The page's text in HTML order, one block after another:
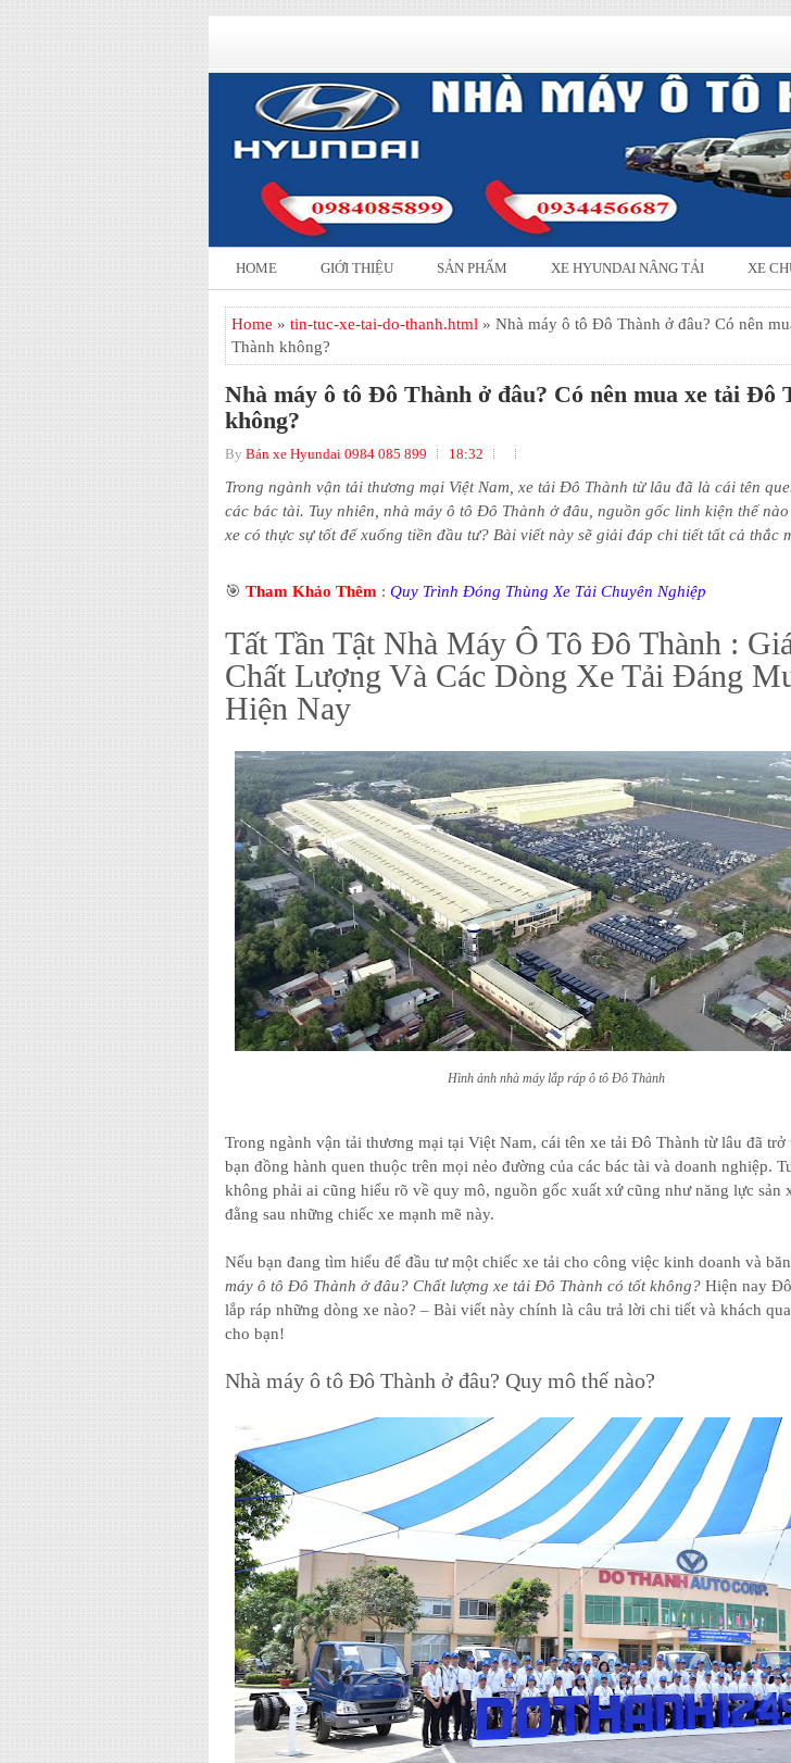
HOME GIỚI THIỆU SẢN PHẨM XE HYUNDAI NÂNG TẢI XE
Home » tin-tuc-xe-tai-do-thanh.html » Nhà máy ô tô Đô Thành ở đâu? Có nên
Thành không?
Nhà máy ô tô Đô Thành ở đâu? Có nên mua xe tải Đô
không?
By Bán xe Hyundai 0984 085 899 18:32
Trong ngành vận tải thương mại Việt Nam, xe tải Đô Thành từ lâu đã là cái tên
các bác tài. Tuy nhiên, nhà máy ô tô Đô Thành ở đâu, nguồn gốc linh kiện thế
xe có thực sự tốt để xuống tiền đầu tư? Bài viết này sẽ giải đáp chi tiết tất cả thắc
🎯 Tham Khảo Thêm : Quy Trình Đóng Thùng Xe Tải Chuyên Nghiệp
Tất Tần Tật Nhà Máy Ô Tô Đô Thành :
Chất Lượng Và Các Dòng Xe Tải Đáng
Hiện Nay
Hình ảnh nhà máy lắp ráp ô tô Đô Thành
Trong ngành vận tải thương mại tại Việt Nam, cái tên xe tải Đô Thành từ lâu đã trở
bạn đồng hành quen thuộc trên mọi nẻo đường của các bác tài và doanh nghiệp.
không phải ai cũng hiểu rõ về quy mô, nguồn gốc xuất xứ cũng như năng lực sản
đằng sau những chiếc xe mạnh mẽ này.
Nếu bạn đang tìm hiểu để đầu tư một chiếc xe tải cho công việc kinh doanh và
máy ô tô Đô Thành ở đâu? Chất lượng xe tải Đô Thành có tốt không? Hiện nay
lắp ráp những dòng xe nào? – Bài viết này chính là câu trả lời chi tiết và khách
cho bạn!
Nhà máy ô tô Đô Thành ở đâu? Quy mô thế nào?